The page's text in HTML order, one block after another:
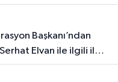
Elvan ile ilgili ilk